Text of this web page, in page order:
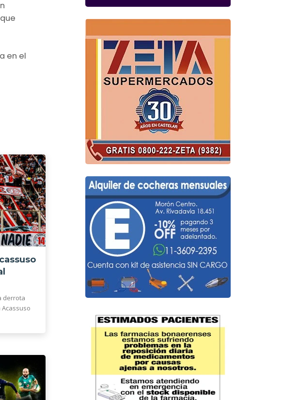
en el
derrota